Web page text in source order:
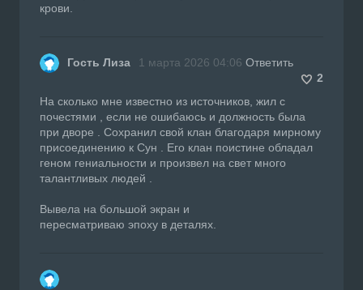
крови.
Гость Лиза 1 марта 2026 04:06 Ответить
2
На сколько мне известно из источников, жил с
почестями , если не ошибаюсь и должность была
при дворе . Сохранил свой клан благодаря мирному
присоединению к Сун . Его клан поистине обладал
геном гениальности и произвел на свет много
талантливых людей .
Вывела на большой экран и
пересматриваю эпоху в деталях.